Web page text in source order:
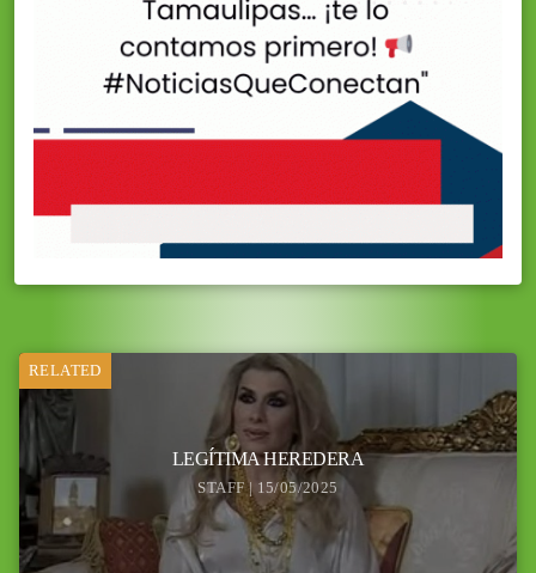
RELATED
LEGÍTIMA HEREDERA
STAFF | 15/05/2025